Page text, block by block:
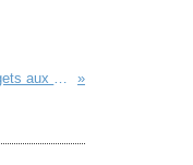
Aiguillettes de Poulet en Habit d'Herbes du Jardin ou Chicken Nuggets aux Herbes